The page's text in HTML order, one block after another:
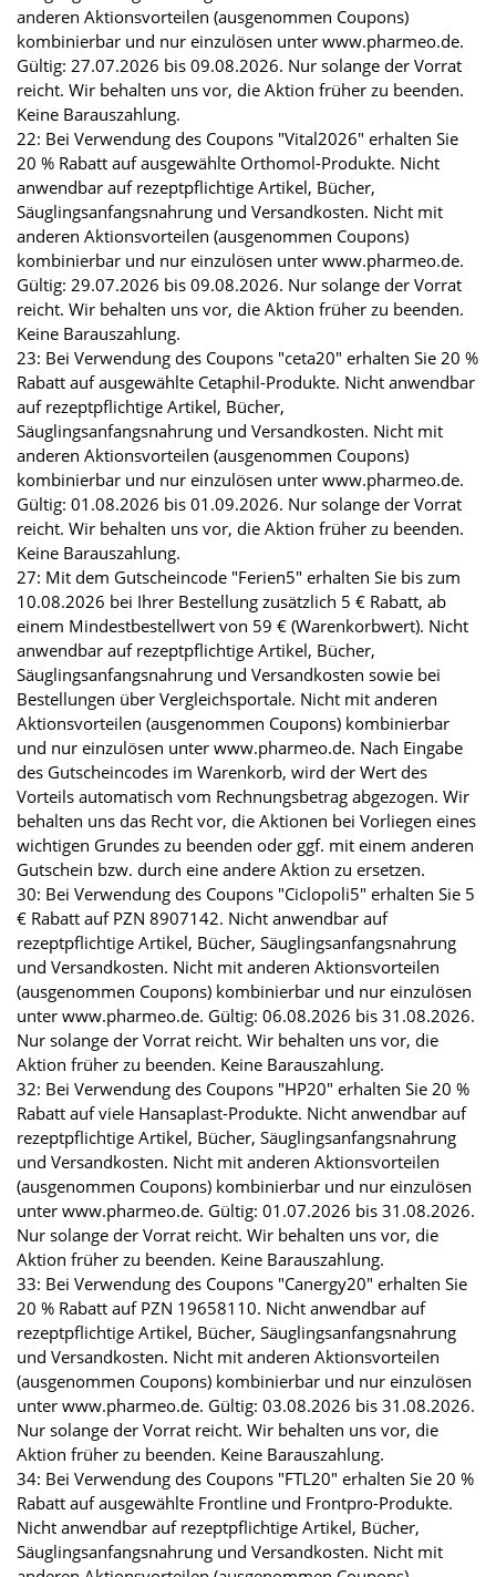
anderen Aktionsvorteilen (ausgenommen Coupons)
kombinierbar und nur einzulösen unter www.pharmeo.de.
Gültig: 27.07.2026 bis 09.08.2026. Nur solange der Vorrat
reicht. Wir behalten uns vor, die Aktion früher zu beenden.
Keine Barauszahlung.
22: Bei Verwendung des Coupons "Vital2026" erhalten Sie
20 % Rabatt auf ausgewählte Orthomol-Produkte. Nicht
anwendbar auf rezeptpflichtige Artikel, Bücher,
Säuglingsanfangsnahrung und Versandkosten. Nicht mit
anderen Aktionsvorteilen (ausgenommen Coupons)
kombinierbar und nur einzulösen unter www.pharmeo.de.
Gültig: 29.07.2026 bis 09.08.2026. Nur solange der Vorrat
reicht. Wir behalten uns vor, die Aktion früher zu beenden.
Keine Barauszahlung.
23: Bei Verwendung des Coupons "ceta20" erhalten Sie 20 %
Rabatt auf ausgewählte Cetaphil-Produkte. Nicht anwendbar
auf rezeptpflichtige Artikel, Bücher,
Säuglingsanfangsnahrung und Versandkosten. Nicht mit
anderen Aktionsvorteilen (ausgenommen Coupons)
kombinierbar und nur einzulösen unter www.pharmeo.de.
Gültig: 01.08.2026 bis 01.09.2026. Nur solange der Vorrat
reicht. Wir behalten uns vor, die Aktion früher zu beenden.
Keine Barauszahlung.
27: Mit dem Gutscheincode "Ferien5" erhalten Sie bis zum
10.08.2026 bei Ihrer Bestellung zusätzlich 5 € Rabatt, ab
einem Mindestbestellwert von 59 € (Warenkorbwert). Nicht
anwendbar auf rezeptpflichtige Artikel, Bücher,
Säuglingsanfangsnahrung und Versandkosten sowie bei
Bestellungen über Vergleichsportale. Nicht mit anderen
Aktionsvorteilen (ausgenommen Coupons) kombinierbar
und nur einzulösen unter www.pharmeo.de. Nach Eingabe
des Gutscheincodes im Warenkorb, wird der Wert des
Vorteils automatisch vom Rechnungsbetrag abgezogen. Wir
behalten uns das Recht vor, die Aktionen bei Vorliegen eines
wichtigen Grundes zu beenden oder ggf. mit einem anderen
Gutschein bzw. durch eine andere Aktion zu ersetzen.
30: Bei Verwendung des Coupons "Ciclopoli5" erhalten Sie 5
€ Rabatt auf PZN 8907142. Nicht anwendbar auf
rezeptpflichtige Artikel, Bücher, Säuglingsanfangsnahrung
und Versandkosten. Nicht mit anderen Aktionsvorteilen
(ausgenommen Coupons) kombinierbar und nur einzulösen
unter www.pharmeo.de. Gültig: 06.08.2026 bis 31.08.2026.
Nur solange der Vorrat reicht. Wir behalten uns vor, die
Aktion früher zu beenden. Keine Barauszahlung.
32: Bei Verwendung des Coupons "HP20" erhalten Sie 20 %
Rabatt auf viele Hansaplast-Produkte. Nicht anwendbar auf
rezeptpflichtige Artikel, Bücher, Säuglingsanfangsnahrung
und Versandkosten. Nicht mit anderen Aktionsvorteilen
(ausgenommen Coupons) kombinierbar und nur einzulösen
unter www.pharmeo.de. Gültig: 01.07.2026 bis 31.08.2026.
Nur solange der Vorrat reicht. Wir behalten uns vor, die
Aktion früher zu beenden. Keine Barauszahlung.
33: Bei Verwendung des Coupons "Canergy20" erhalten Sie
20 % Rabatt auf PZN 19658110. Nicht anwendbar auf
rezeptpflichtige Artikel, Bücher, Säuglingsanfangsnahrung
und Versandkosten. Nicht mit anderen Aktionsvorteilen
(ausgenommen Coupons) kombinierbar und nur einzulösen
unter www.pharmeo.de. Gültig: 03.08.2026 bis 31.08.2026.
Nur solange der Vorrat reicht. Wir behalten uns vor, die
Aktion früher zu beenden. Keine Barauszahlung.
34: Bei Verwendung des Coupons "FTL20" erhalten Sie 20 %
Rabatt auf ausgewählte Frontline und Frontpro-Produkte.
Nicht anwendbar auf rezeptpflichtige Artikel, Bücher,
Säuglingsanfangsnahrung und Versandkosten. Nicht mit